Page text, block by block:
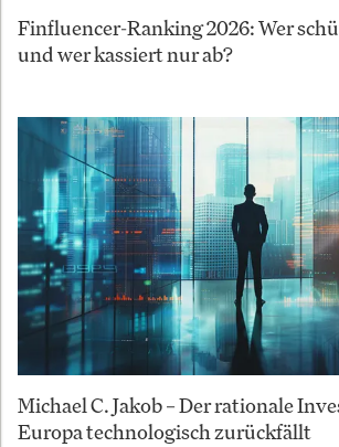
Finfluencer-Ranking 2026: Wer
und wer kassiert nur ab?
Michael C. Jakob – Der rationale
Europa technologisch zurückfällt